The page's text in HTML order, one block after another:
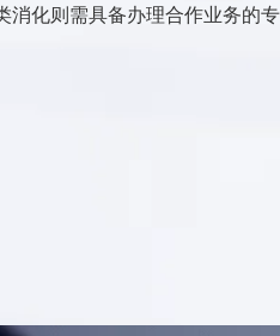
消化则需具备办理合作业务的